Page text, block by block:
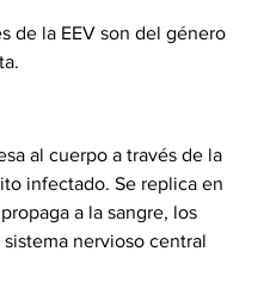
de la EEV son del género
al cuerpo a través de la
infectado. Se replica en
a la sangre, los
nervioso central